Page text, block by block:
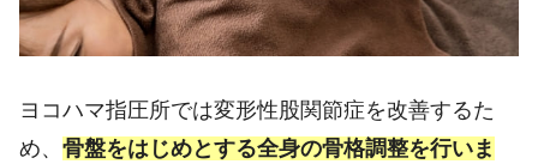
ヨコハマ指圧所では変形性股関節症を改善するた
め、 骨盤をはじめとする全身の骨格調整を行いま